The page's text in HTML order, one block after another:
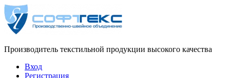
Производитель текстильной продукции высокого качества
Вход
Регистрация